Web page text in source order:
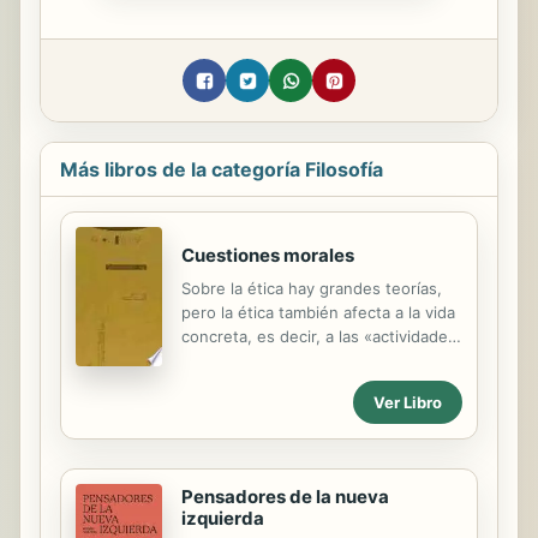
Más libros de la categoría Filosofía
Cuestiones morales
Sobre la ética hay grandes teorías,
pero la ética también afecta a la vida
concreta, es decir, a las «actividades
hace de lo que sería una «vida buena
y ordenada». El lector encontrará, en
conforman una conciencia moral: la
kantiana, con su preocupación
Ver Libro
Pensadores de la nueva
izquierda